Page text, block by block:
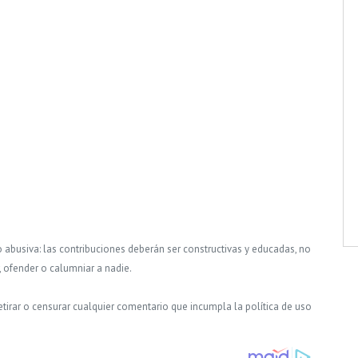
las contribuciones deberán ser constructivas y educadas, no
o calumniar a nadie.
o censurar cualquier comentario que incumpla la política de uso